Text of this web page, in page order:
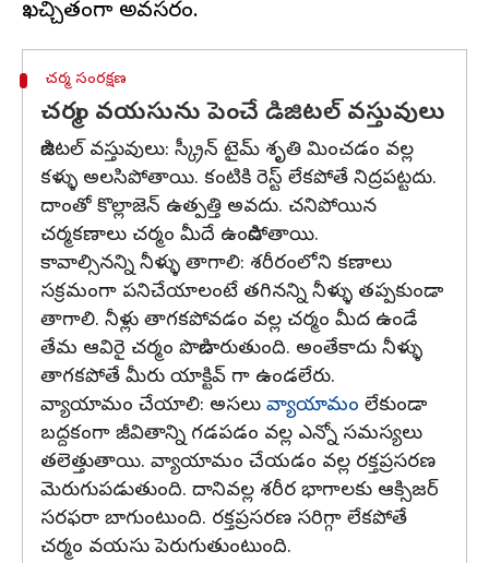
చర్మ సంరక్షణ
చర్మం వయసును పెంచే డిజిటల్ వస్తువులు
డిజిటల్ వస్తువులు: స్క్రీన్ టైమ్ శృతి మించడం వల్ల
కళ్ళు అలసిపోతాయి. కంటికి రెస్ట్ లేకపోతే నిద్రపట్టదు.
దాంతో కొల్లాజెన్ ఉత్పత్తి అవదు. చనిపోయిన
చర్మకణాలు చర్మం మీదే ఉండిపోతాయి.
కావాల్సినన్ని నీళ్ళు తాగాలి: శరీరంలోని కణాలు
సక్రమంగా పనిచేయాలంటే తగినన్ని నీళ్ళు తప్పకుండా
తాగాలి. నీళ్లు తాగకపోవడం వల్ల చర్మం మీద ఉండే
తేమ ఆవిరై చర్మం పొడిబారుతుంది. అంతేకాదు నీళ్ళు
తాగకపోతే మీరు యాక్టివ్ గా ఉండలేరు.
వ్యాయామం చేయాలి: అసలు వ్యాయామం లేకుండా
బద్దకంగా జీవితాన్ని గడపడం వల్ల ఎన్నో సమస్యలు
తలెత్తుతాయి. వ్యాయామం చేయడం వల్ల రక్తప్రసరణ
మెరుగుపడుతుంది. దానివల్ల శరీర భాగాలకు ఆక్సిజర్
సరఫరా బాగుంటుంది. రక్తప్రసరణ సరిగ్గా లేకపోతే
చర్మం వయసు పెరుగుతుంటుంది.